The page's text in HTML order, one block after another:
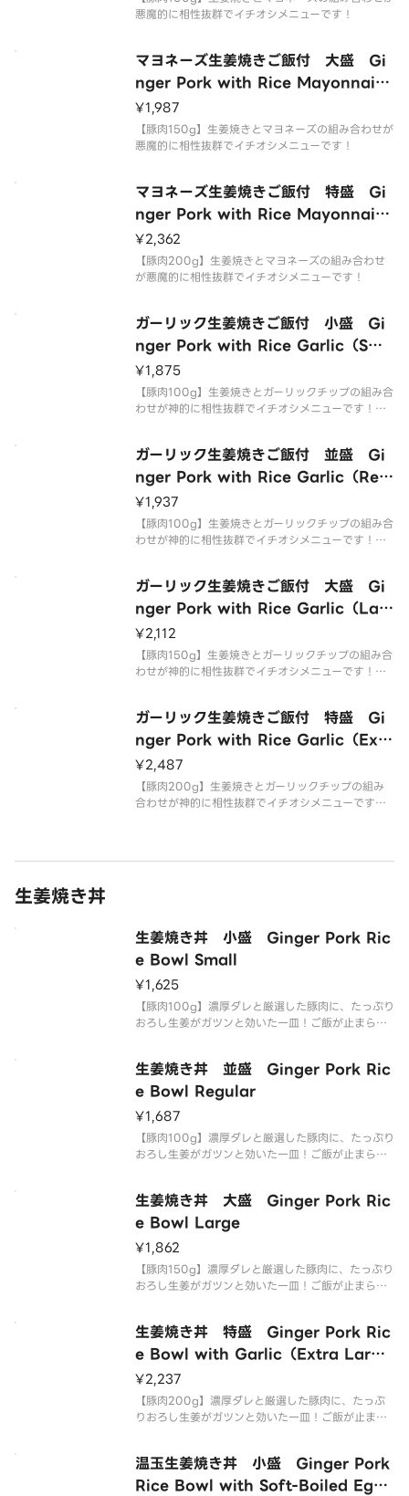
悪魔的に相性抜群でイチオシメニューです！
マヨネーズ生姜焼きご飯付 大盛 Gi
nger Pork with Rice Mayonnaise
（Large）
¥1,987
【豚肉150g】生姜焼きとマヨネーズの組み合わせが
悪魔的に相性抜群でイチオシメニューです！
マヨネーズ生姜焼きご飯付 特盛 Gi
nger Pork with Rice Mayonnaise
（Extra Large）
¥2,362
【豚肉200g】生姜焼きとマヨネーズの組み合わせ
が悪魔的に相性抜群でイチオシメニューです！
ガーリック生姜焼きご飯付 小盛 Gi
nger Pork with Rice Garlic（Sma
ll）
¥1,875
【豚肉100g】生姜焼きとガーリックチップの組み合
わせが神的に相性抜群でイチオシメニューです！食
ガーリック生姜焼きご飯付 並盛 Gi
nger Pork with Rice Garlic（Reg
ular）
¥1,937
【豚肉100g】生姜焼きとガーリックチップの組み合
わせが神的に相性抜群でイチオシメニューです！食
ガーリック生姜焼きご飯付 大盛 Gi
nger Pork with Rice Garlic（Lar
ge）
¥2,112
【豚肉150g】生姜焼きとガーリックチップの組み合
わせが神的に相性抜群でイチオシメニューです！食
ガーリック生姜焼きご飯付 特盛 Gi
nger Pork with Rice Garlic（Extr
a Large）
¥2,487
【豚肉200g】生姜焼きとガーリックチップの組み
合わせが神的に相性抜群でイチオシメニューです！
生姜焼き丼
生姜焼き丼 小盛 Ginger Pork Ric
e Bowl Small
¥1,625
【豚肉100g】濃厚ダレと厳選した豚肉に、たっぷり
おろし生姜がガツンと効いた一皿！ご飯が止まらな
し！是非当店の生姜焼き丼をお召し上がり下さい！
生姜焼き丼 並盛 Ginger Pork Ric
e Bowl Regular
¥1,687
【豚肉100g】濃厚ダレと厳選した豚肉に、たっぷり
おろし生姜がガツンと効いた一皿！ご飯が止まらな
し！是非当店の生姜焼き丼をお召し上がり下さい！
生姜焼き丼 大盛 Ginger Pork Ric
e Bowl Large
¥1,862
【豚肉150g】濃厚ダレと厳選した豚肉に、たっぷり
おろし生姜がガツンと効いた一皿！ご飯が止まらな
し！是非当店の生姜焼き丼をお召し上がり下さい！
生姜焼き丼 特盛 Ginger Pork Ric
e Bowl with Garlic（Extra Larg
e）
¥2,237
【豚肉200g】濃厚ダレと厳選した豚肉に、たっぷ
りおろし生姜がガツンと効いた一皿！ご飯が止まら
無し！是非当店の生姜焼き丼をお召し上がり下さ
い！
温玉生姜焼き丼 小盛 Ginger Pork
Rice Bowl with Soft-Boiled Egg